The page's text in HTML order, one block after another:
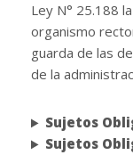
Ley N° 25.188
organismo
guarda de las
de la
Sujetos
Sujetos